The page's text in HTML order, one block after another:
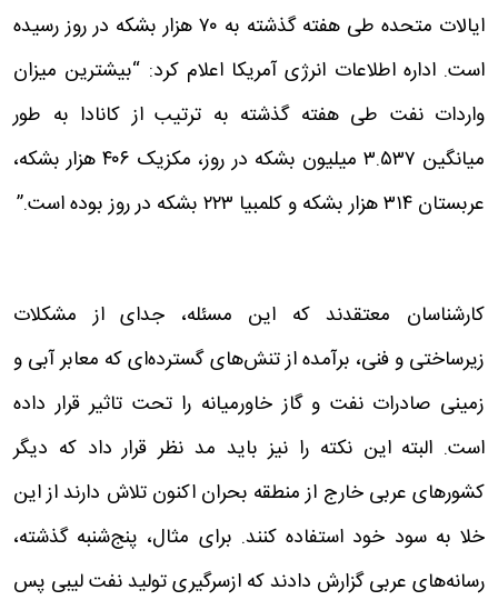
ایالات متحده طی هفته گذشته به ۷۰ هزار بشکه در روز رسیده
است. اداره اطلاعات انرژی آمریکا اعلام کرد: “بیشترین میزان
واردات نفت طی هفته گذشته به ترتیب از کانادا به طور
میانگین ۳.۵۳۷ میلیون بشکه در روز، مکزیک ۴۰۶ هزار بشکه،
عربستان ۳۱۴ هزار بشکه و کلمبیا ۲۲۳ بشکه در روز بوده است.”
کارشناسان معتقدند که این مسئله، جدای از مشکلات
زیرساختی و فنی، برآمده از تنش‌های گسترده‌ای که معابر آبی و
زمینی صادرات نفت و گاز خاورمیانه را تحت تاثیر قرار داده
است. البته این نکته را نیز باید مد نظر قرار داد که دیگر
کشورهای عربی خارج از منطقه بحران اکنون تلاش دارند از این
خلا به سود خود استفاده کنند. برای مثال، پنج‌شنبه گذشته،
رسانه‌های عربی گزارش دادند که ازسرگیری تولید نفت لیبی پس